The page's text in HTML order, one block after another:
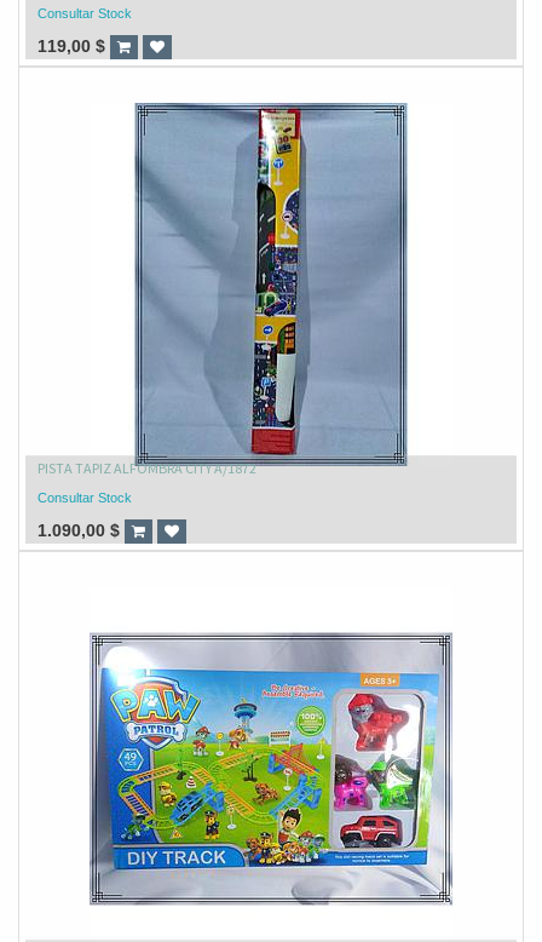
Consultar Stock
119,00 $
PISTA TAPIZ ALFOMBRA CITY A/1872
Consultar Stock
1.090,00 $